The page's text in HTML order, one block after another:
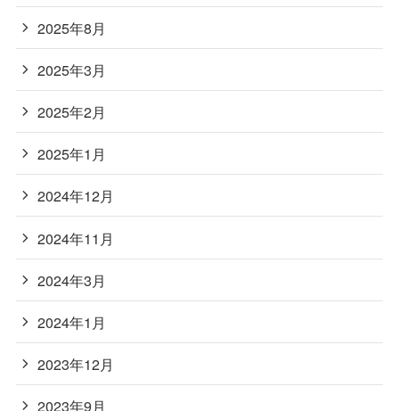
2025年8月
2025年3月
2025年2月
2025年1月
2024年12月
2024年11月
2024年3月
2024年1月
2023年12月
2023年9月